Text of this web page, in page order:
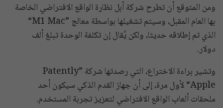
ومن المتوقع أن تطرح شركة أبل نظارة الواقع الافتراضي الخاصة
بها العام المقبل، وسيتم تشغيلها بواسطة معالج ”M1 Mac“
الذي تم إطلاقه حديثا، ولكن يُقال إن تكلفة الوحدة تبلغ ألف
دولار.
وتشير براءة الاختراع، التي رصدتها شركة ”Patently
Apple“ لأول مرة، إلى أن جهاز القدم الذكي سيكون أحد
ملحقات ألعاب الواقع الافتراضي لتعزيز تجربة المستخدم.